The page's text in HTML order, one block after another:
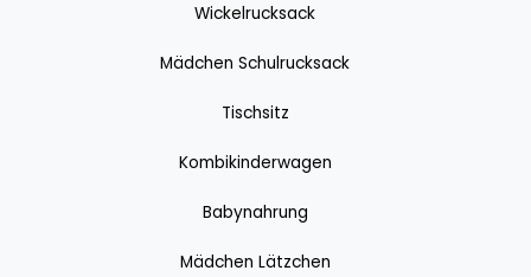
Wickelrucksack
Mädchen Schulrucksack
Tischsitz
Kombikinderwagen
Babynahrung
Mädchen Lätzchen